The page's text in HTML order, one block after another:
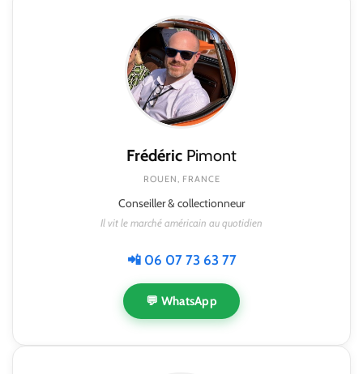
Frédéric Pimont
ROUEN, FRANCE
Conseiller & collectionneur
Il vit le marché américain au quotidien
📲 06 07 73 63 77
💬 WhatsApp